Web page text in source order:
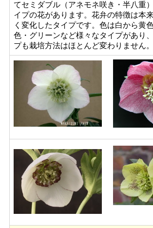
てセミダブル（アネモネ咲き・半八重
イプの花があります。花弁の特徴は本
く変化したタイプです。色は白から黄
色・グリーンなど様々なタイプがあり
プも栽培方法はほとんど変わりません。